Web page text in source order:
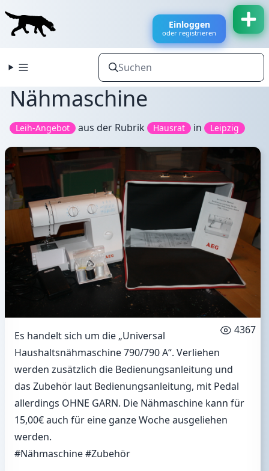
Einloggen
oder registrieren
Nähmaschine
Leih-Angebot aus der Rubrik Hausrat in Leipzig
4367
Es handelt sich um die „Universal
Haushaltsnähmaschine 790/790 A“. Verliehen
werden zusätzlich die Bedienungsanleitung und
das Zubehör laut Bedienungsanleitung, mit Pedal
allerdings OHNE GARN. Die Nähmaschine kann für
15,00€ auch für eine ganze Woche ausgeliehen
werden.
#Nähmaschine#Zubehör